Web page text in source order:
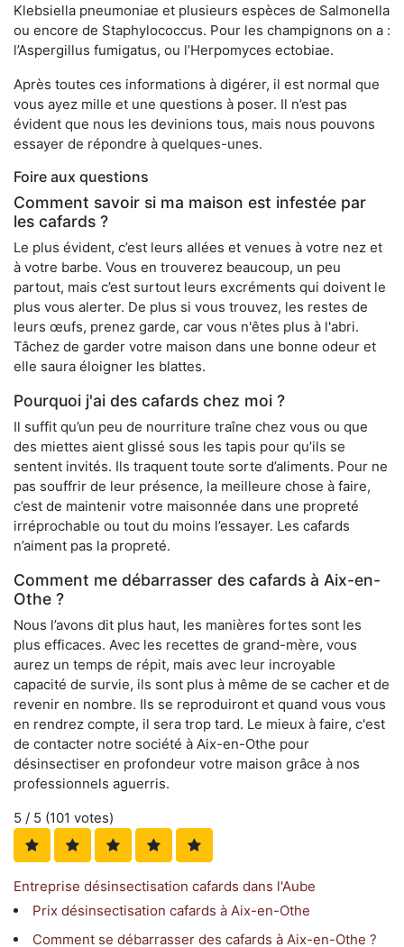
Klebsiella pneumoniae et plusieurs espèces de Salmonella
ou encore de Staphylococcus. Pour les champignons on a :
l’Aspergillus fumigatus, ou l’Herpomyces ectobiae.
Après toutes ces informations à digérer, il est normal que
vous ayez mille et une questions à poser. Il n’est pas
évident que nous les devinions tous, mais nous pouvons
essayer de répondre à quelques-unes.
Foire aux questions
Comment savoir si ma maison est infestée par
les cafards ?
Le plus évident, c’est leurs allées et venues à votre nez et
à votre barbe. Vous en trouverez beaucoup, un peu
partout, mais c’est surtout leurs excréments qui doivent le
plus vous alerter. De plus si vous trouvez, les restes de
leurs œufs, prenez garde, car vous n'êtes plus à l'abri.
Tâchez de garder votre maison dans une bonne odeur et
elle saura éloigner les blattes.
Pourquoi j'ai des cafards chez moi ?
Il suffit qu’un peu de nourriture traîne chez vous ou que
des miettes aient glissé sous les tapis pour qu’ils se
sentent invités. Ils traquent toute sorte d’aliments. Pour ne
pas souffrir de leur présence, la meilleure chose à faire,
c’est de maintenir votre maisonnée dans une propreté
irréprochable ou tout du moins l’essayer. Les cafards
n’aiment pas la propreté.
Comment me débarrasser des cafards à Aix-en-
Othe ?
Nous l’avons dit plus haut, les manières fortes sont les
plus efficaces. Avec les recettes de grand-mère, vous
aurez un temps de répit, mais avec leur incroyable
capacité de survie, ils sont plus à même de se cacher et de
revenir en nombre. Ils se reproduiront et quand vous vous
en rendrez compte, il sera trop tard. Le mieux à faire, c'est
de contacter notre société à Aix-en-Othe pour
désinsectiser en profondeur votre maison grâce à nos
professionnels aguerris.
5 / 5 (101 votes)
Entreprise désinsectisation cafards dans l'Aube
Prix désinsectisation cafards à Aix-en-Othe
Comment se débarrasser des cafards à Aix-en-Othe ?